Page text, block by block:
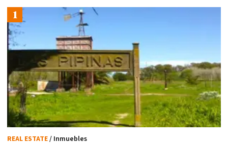
REAL ESTATE/ Inmuebles